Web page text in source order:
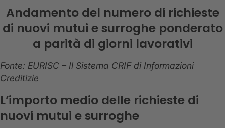
Andamento del numero di richieste
di nuovi mutui e surroghe ponderato
a parità di giorni lavorativi
Fonte: EURISC – Il Sistema CRIF di Informazioni
Creditizie
L’importo medio delle richieste di
nuovi mutui e surroghe